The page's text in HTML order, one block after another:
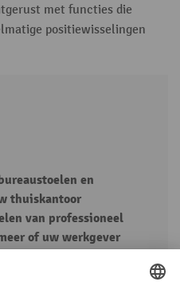
met functies die
positiewisselingen
en
thuiskantoor
van professioneel
of uw werkgever
fiscaal aftrekbaar.